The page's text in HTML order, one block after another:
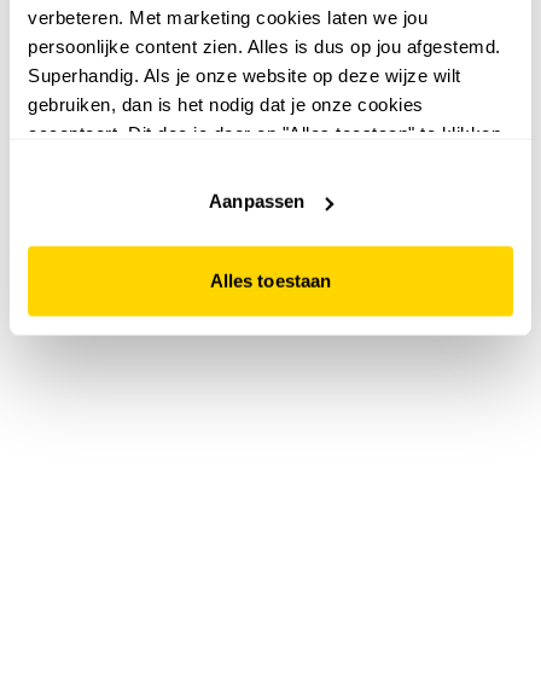
verbeteren. Met marketing cookies laten we jou
persoonlijke content zien. Alles is dus op jou afgestemd.
Superhandig. Als je onze website op deze wijze wilt
gebruiken, dan is het nodig dat je onze cookies
accepteert. Dit doe je door op "Alles toestaan" te klikken.
website niet optimaal functioneert.
Aanpassen
Alles toestaan